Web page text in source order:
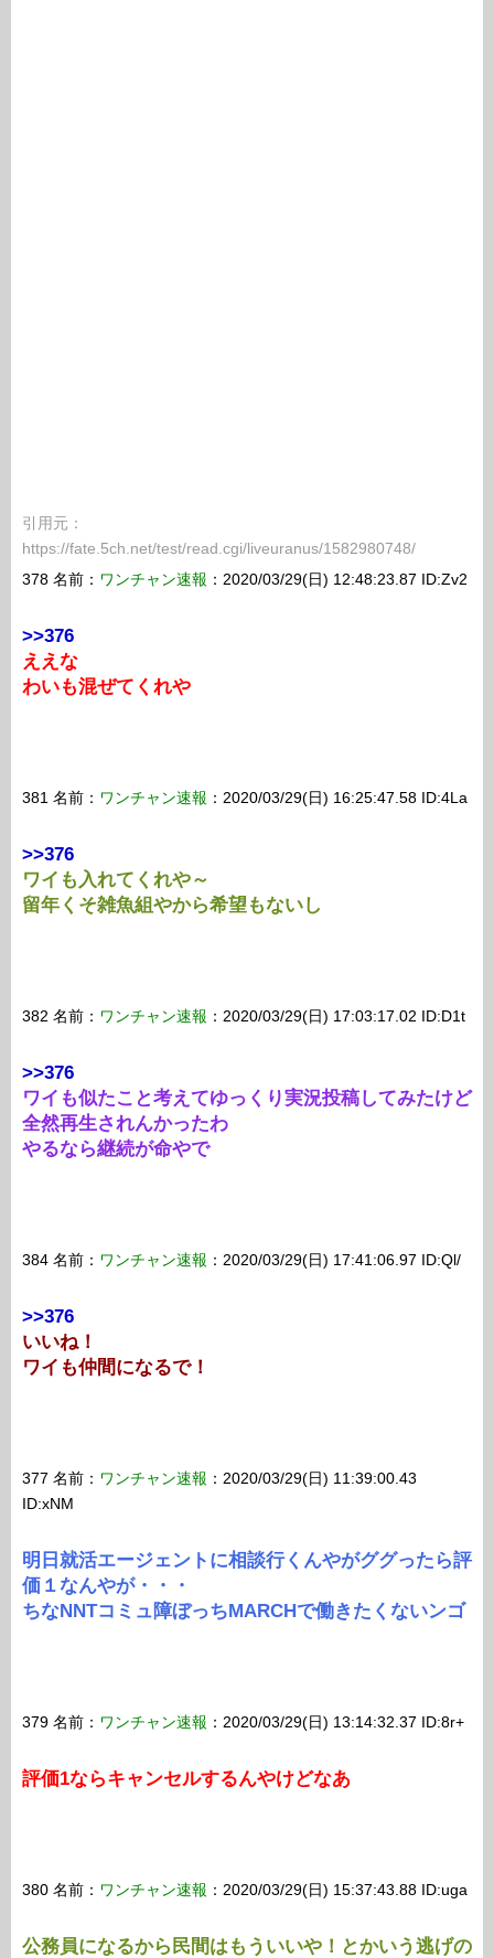
引用元：
https://fate.5ch.net/test/read.cgi/liveuranus/1582980748/
378 名前： ワンチャン速報 ：2020/03/29(日) 12:48:23.87 ID:Zv2
>>376
ええな
わいも混ぜてくれや
381 名前： ワンチャン速報 ：2020/03/29(日) 16:25:47.58 ID:4La
>>376
ワイも入れてくれや～
留年くそ雑魚組やから希望もないし
382 名前： ワンチャン速報 ：2020/03/29(日) 17:03:17.02 ID:D1t
>>376
ワイも似たこと考えてゆっくり実況投稿してみたけど
全然再生されんかったわ
やるなら継続が命やで
384 名前： ワンチャン速報 ：2020/03/29(日) 17:41:06.97 ID:Ql/
>>376
いいね！
ワイも仲間になるで！
377 名前： ワンチャン速報 ：2020/03/29(日) 11:39:00.43
ID:xNM
明日就活エージェントに相談行くんやがググったら評
価１なんやが・・・
ちなNNTコミュ障ぼっちMARCHで働きたくないンゴ
379 名前： ワンチャン速報 ：2020/03/29(日) 13:14:32.37 ID:8r+
評価1ならキャンセルするんやけどなあ
380 名前： ワンチャン速報 ：2020/03/29(日) 15:37:43.88 ID:uga
公務員になるから民間はもういいや！とかいう逃げの